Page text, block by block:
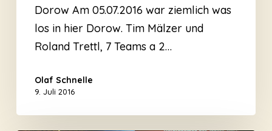
Dorow Am 05.07.2016 war ziemlich was
los in hier Dorow. Tim Mälzer und
Roland Trettl, 7 Teams a 2…
Olaf Schnelle
9. Juli 2016